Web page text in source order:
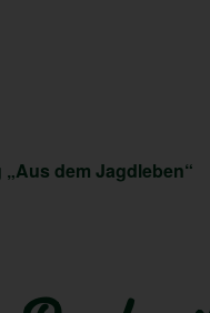
„Aus dem Jagdleben“